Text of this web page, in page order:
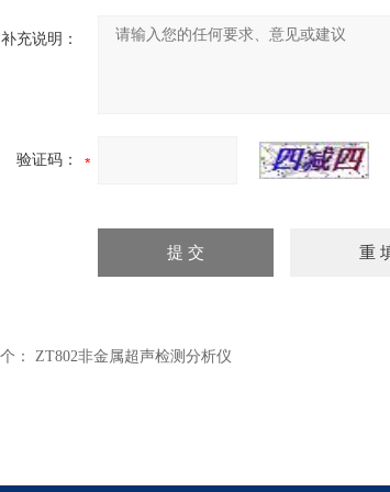
补充说明：
验证码：
： ZT802非金属超声检测分析仪